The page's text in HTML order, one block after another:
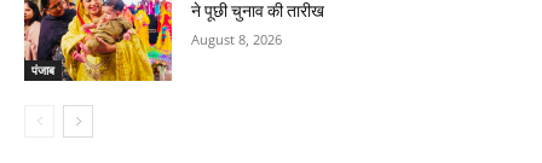
पंजाब
ने पूछी चुनाव की तारीख
August 8, 2026